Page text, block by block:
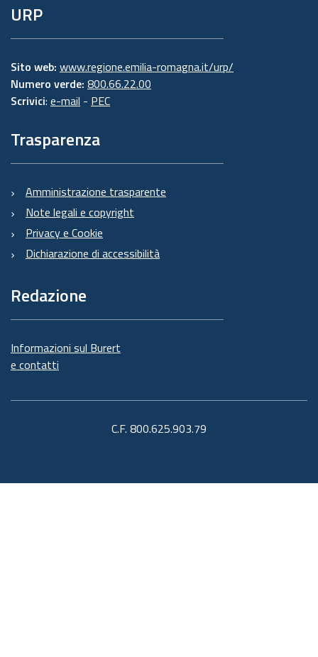
URP
Sito web: www.regione.emilia-romagna.it/urp/
Numero verde: 800.66.22.00
Scrivici: e-mail - PEC
Trasparenza
Amministrazione trasparente
Note legali e copyright
Privacy e Cookie
Dichiarazione di accessibilità
Redazione
Informazioni sul Burert
e contatti
C.F. 800.625.903.79